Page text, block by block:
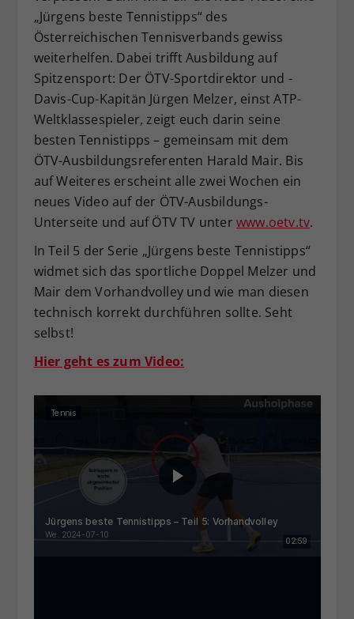
„Jürgens beste Tennistipps“ des
Österreichischen Tennisverbands gewiss
weiterhelfen. Dabei trifft Ausbildung auf
Spitzensport: Der ÖTV-Sportdirektor und -
Davis-Cup-Kapitän Jürgen Melzer, einst ATP-
Weltklassespieler, zeigt euch darin seine
besten Tennistipps – gemeinsam mit dem
ÖTV-Ausbildungsreferenten Harald Mair. Bis
auf Weiteres erscheint alle zwei Wochen ein
neues Video auf der ÖTV-Ausbildungs-
Unterseite und auf ÖTV TV unter www.oetv.tv.
In Teil 5 der Serie „Jürgens beste Tennistipps“
widmet sich das sportliche Doppel Melzer und
Mair dem Vorhandvolley und wie man diesen
technisch korrekt durchführen sollte. Seht
selbst!
Hier geht es zum Video:
Zweck
Dieser Wert speichert Ihre Consent-
Einstellungen. Unter anderem eine
zufällig generierte ID, für die
historische Speicherung Ihrer
vorgenommen Einstellungen, falls der
Webseiten-Betreiber dies eingestellt
hat.